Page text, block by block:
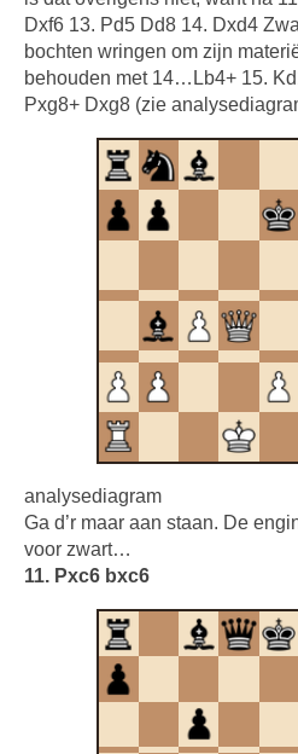
Dxf6 13. Pd5 Dd8 14. Dxd4
bochten wringen om zijn
behouden met 14…Lb4+ 15.
Pxg8+ Dxg8 (zie
analysediagram
Ga d’r maar aan staan. De
voor zwart…
11. Pxc6 bxc6